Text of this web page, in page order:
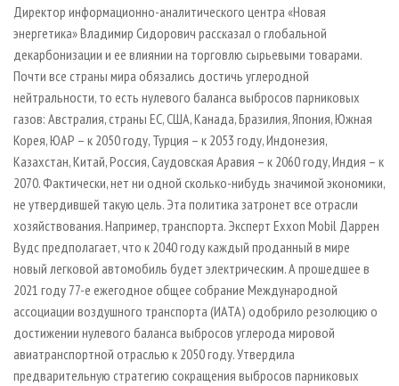
Директор информационно-аналитического центра «Новая
энергетика» Владимир Сидорович рассказал о глобальной
декарбонизации и ее влиянии на торговлю сырьевыми товарами.
Почти все страны мира обязались достичь углеродной
нейтральности, то есть нулевого баланса выбросов парниковых
газов: Австралия, страны ЕС, США, Канада, Бразилия, Япония, Южная
Корея, ЮАР – к 2050 году, Турция – к 2053 году, Индонезия,
Казахстан, Китай, Россия, Саудовская Аравия – к 2060 году, Индия – к
2070. Фактически, нет ни одной сколько-нибудь значимой экономики,
не утвердившей такую цель. Эта политика затронет все отрасли
хозяйствования. Например, транспорта. Эксперт Exxon Mobil Даррен
Вудс предполагает, что к 2040 году каждый проданный в мире
новый легковой автомобиль будет электрическим. А прошедшее в
2021 году 77-е ежегодное общее собрание Международной
ассоциации воздушного транспорта (ИАТА) одобрило резолюцию о
достижении нулевого баланса выбросов углерода мировой
авиатранспортной отраслью к 2050 году. Утвердила
предварительную стратегию сокращения выбросов парниковых